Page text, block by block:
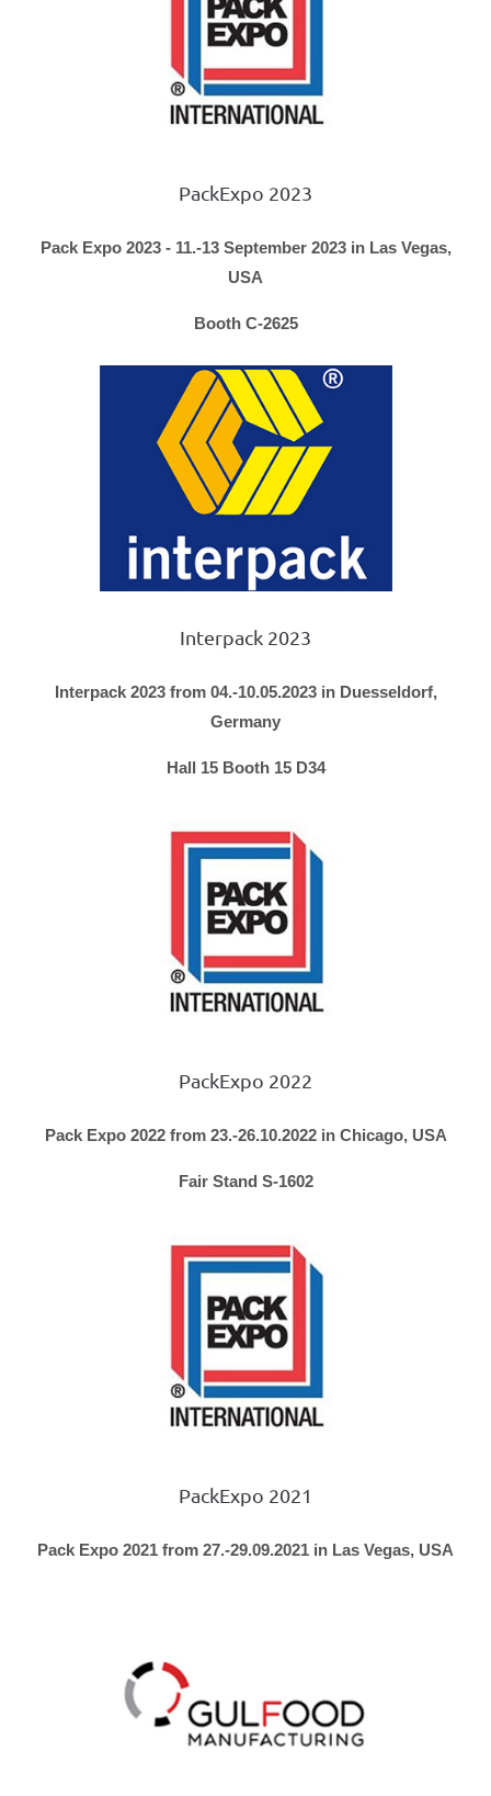
PackExpo 2023
Pack Expo 2023 - 11.-13 September 2023 in Las Vegas,
USA
Booth C-2625
Interpack 2023
Interpack 2023 from 04.-10.05.2023 in Duesseldorf,
Germany
Hall 15 Booth 15 D34
PackExpo 2022
Pack Expo 2022 from 23.-26.10.2022 in Chicago, USA
Fair Stand S-1602
PackExpo 2021
Pack Expo 2021 from 27.-29.09.2021 in Las Vegas, USA